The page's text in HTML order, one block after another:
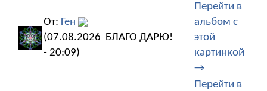
От: Ген
(07.08.2026
- 20:09)
БЛАГО ДАРЮ!
Перейти в
альбом с
этой
картинкой
→
Перейти в